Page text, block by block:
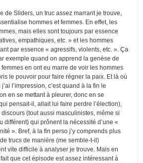
de Sliders, un truc assez marrant je trouve,
hommes et femmes. En effet, les
mais elles sont toujours par essence
empathiques, etc. » et les hommes
par essence « agressifs, violents, etc. ». Ça
exemple quand on apprend la genèse de
en ont eu marre de voir les hommes
le pouvoir pour faire régner la paix. Et là où
l’impression, c’est quand à la fin le
en se mettant à pleurer, donc en se
pensait-il, allait lui faire perdre l’élection),
(tout aussi masculinistes, même si
différent) qui prônent la nécessité d’une «
». Bref, à la fin perso j’y comprends plus
trucs de manière (me semble-t-il)
vite difficile à analyser je trouve. Mais en
que cet épisode est assez intéressant à